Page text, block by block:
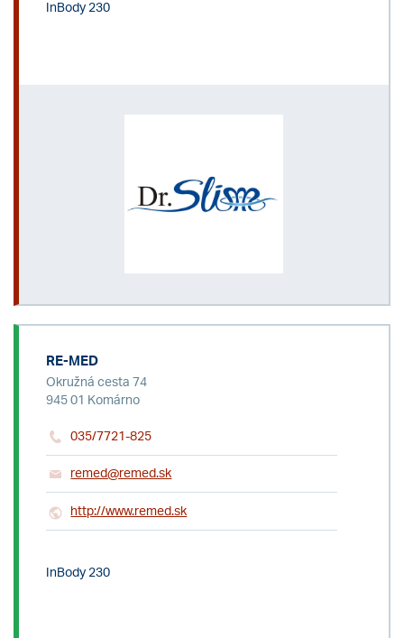
InBody 230
RE-MED
Okružná cesta 74
945 01 Komárno
035/7721-825
remed@remed.sk
http://www.remed.sk
InBody 230